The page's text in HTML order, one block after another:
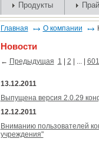
Продукты
Главная О компании
Новости
← Предыдущая 1 2 | ... | 601
13.12.2011
Выпущена версия 2.0.29
12.12.2011
Вниманию пользователей
учреждения"